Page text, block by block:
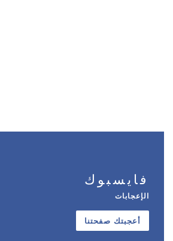
فايسبوك
الإعجابات
أعجبتك صفحتنا